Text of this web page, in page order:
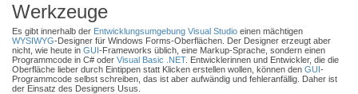
Werkzeuge
Es gibt innerhalb der Entwicklungsumgebung Visual Studio einen mächtigen
WYSIWYG-Designer für Windows Forms-Oberflächen. Der Designer erzeugt aber
nicht, wie heute in GUI-Frameworks üblich, eine Markup-Sprache, sondern einen
Programmcode in C# oder Visual Basic .NET. Entwicklerinnen und Entwickler, die die
Oberfläche lieber durch Eintippen statt Klicken erstellen wollen, können den GUI-
Programmcode selbst schreiben, das ist aber aufwändig und fehleranfällig. Daher ist
der Einsatz des Designers Usus.